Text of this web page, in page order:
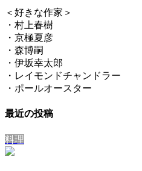
＜好きな作家＞
・村上春樹
・京極夏彦
・森博嗣
・伊坂幸太郎
・レイモンドチャンドラー
・ポールオースター
最近の投稿
料理